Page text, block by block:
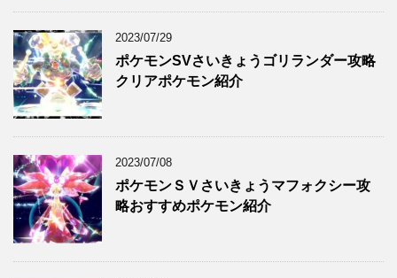
2023/07/29
ポケモンSVさいきょうゴリランダー攻略
クリアポケモン紹介
2023/07/08
ポケモンＳＶさいきょうマフォクシー攻
略おすすめポケモン紹介